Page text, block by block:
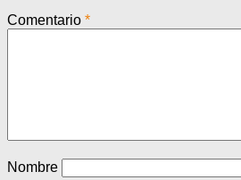
Comentario *
Nombre